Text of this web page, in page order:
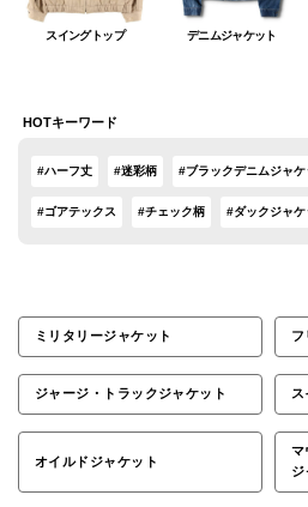
スイングトップ デニムジャケット
HOTキーワード
#ハーフ丈 #迷彩柄 #ブラックデニムジャケ
#ゴアテックス #チェック柄 #ダックジャケ
ミリタリージャケット フ
ジャージ・トラックジャケット ス
オイルドジャケット
マ
ジ